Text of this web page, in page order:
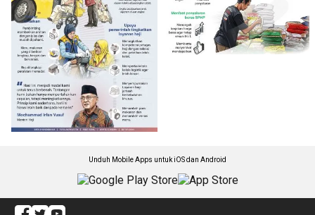
Unduh Mobile Apps untuk iOS dan Android